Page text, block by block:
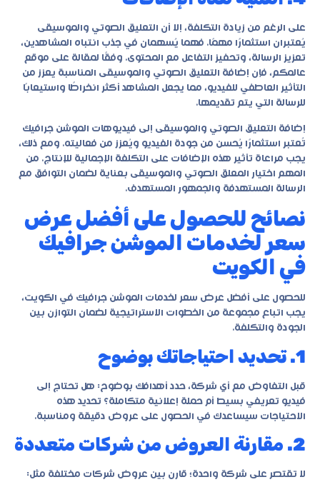
على الرغم من زيادة التكلفة، إلا أن التعليق الصوتي والموسيقى
يُعتبران استثمارًا مهمًا. فهما يُسهمان في جذب انتباه المشاهدين،
تعزيز الرسالة، وتحفيز التفاعل مع المحتوى. وفقًا لمقالة على موقع
عالمكم، فإن إضافة التعليق الصوتي والموسيقى المناسبة يعزز من
التأثير العاطفي للفيديو، مما يجعل المشاهد أكثر انخراطًا واستيعابًا
للرسالة التي يتم تقديمها.
إضافة التعليق الصوتي والموسيقى إلى فيديوهات الموشن جرافيك
تُعتبر استثمارًا يُحسن من جودة الفيديو ويُعزز من فعاليته. ومع ذلك،
يجب مراعاة تأثير هذه الإضافات على التكلفة الإجمالية للإنتاج. من
المهم اختيار المعلق الصوتي والموسيقى بعناية لضمان التوافق مع
الرسالة المستهدفة والجمهور المستهدف.
نصائح للحصول على أفضل عرض
سعر لخدمات الموشن جرافيك
في الكويت
للحصول على أفضل عرض سعر لخدمات الموشن جرافيك في الكويت،
يجب اتباع مجموعة من الخطوات الاستراتيجية لضمان التوازن بين
الجودة والتكلفة.
1. تحديد احتياجاتك بوضوح
قبل التفاوض مع أي شركة، حدد أهدافك بوضوح: هل تحتاج إلى
فيديو تعريفي بسيط أم حملة إعلانية متكاملة؟ تحديد هذه
الاحتياجات سيساعدك في الحصول على عروض دقيقة ومناسبة.
2. مقارنة العروض من شركات متعددة
لا تقتصر على شركة واحدة؛ قارن بين عروض شركات مختلفة مثل: